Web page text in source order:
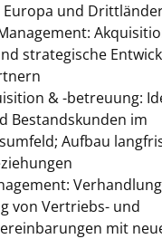
Europa und
strategische
& -betreuung:
Bestandskunden im
Aufbau
von Vertriebs- und
mit